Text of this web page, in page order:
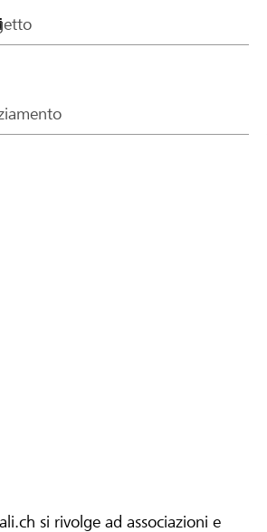
si rivolge ad associazioni e